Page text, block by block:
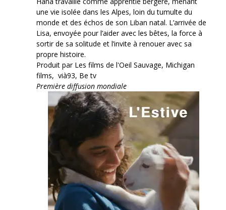
une vie isolée dans les Alpes, loin du tumulte du
monde et des échos de son Liban natal. L’arrivée de
Lisa, envoyée pour l’aider avec les bêtes, la force à
sortir de sa solitude et l’invite à renouer avec sa
propre histoire.
Produit par Les films de l'Oeil Sauvage, Michigan
films, vià93, Be tv
Première diffusion mondiale